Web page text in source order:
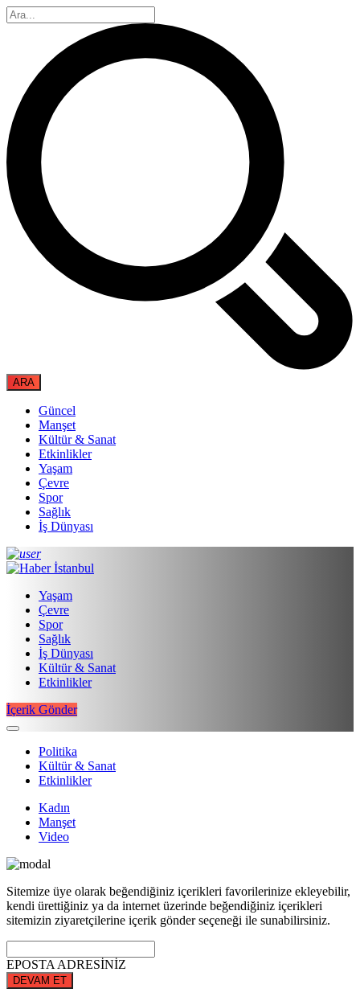
Güncel
Manşet
Kültür & Sanat
Etkinlikler
Yaşam
Çevre
Spor
Sağlık
İş Dünyası
Yaşam
Çevre
Spor
Sağlık
İş Dünyası
Kültür & Sanat
Etkinlikler
İçerik Gönder
Politika
Kültür & Sanat
Etkinlikler
Kadın
Manşet
Video
Sitemize üye olarak beğendiğiniz içerikleri favorilerinize ekleyebilir,
kendi ürettiğiniz ya da internet üzerinde beğendiğiniz içerikleri
sitemizin ziyaretçilerine içerik gönder seçeneği ile sunabilirsiniz.
EPOSTA ADRESİNİZ
DEVAM ET